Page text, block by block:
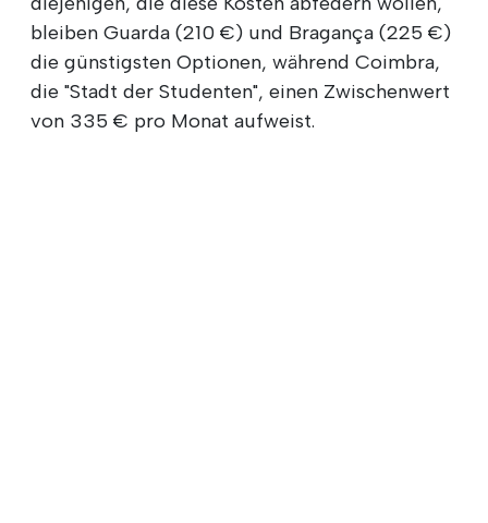
bleiben Guarda (210 €) und Bragança (225 €)
die günstigsten Optionen, während Coimbra,
die "Stadt der Studenten", einen Zwischenwert
von 335 € pro Monat aufweist.